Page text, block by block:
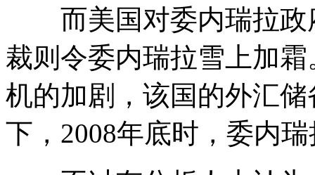
而美国对委内瑞拉政
裁则令委内瑞拉雪上加
机的加剧，该国的外汇
下，2008年底时，委内